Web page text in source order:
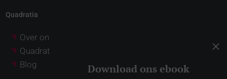
Download ons ebook
M
Quadratia
Over ons
Quadratia Investeringspartners
Blog